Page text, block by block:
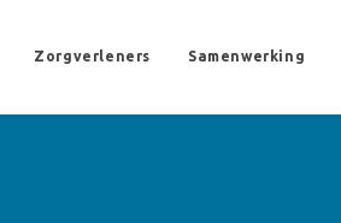
Zorgverleners Samenwerking